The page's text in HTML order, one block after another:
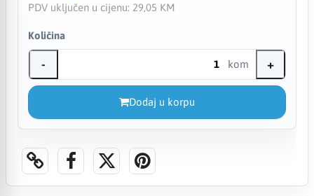
PDV uključen u cijenu: 29,05 KM
Količina
- kom +
Dodaj u korpu